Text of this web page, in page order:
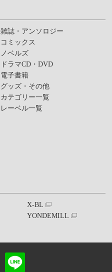
雑誌・アンソロジー
コミックス
ノベルズ
ドラマCD・DVD
電子書籍
グッズ・その他
カテゴリー一覧
レーベル一覧
X-BL
YONDEMILL